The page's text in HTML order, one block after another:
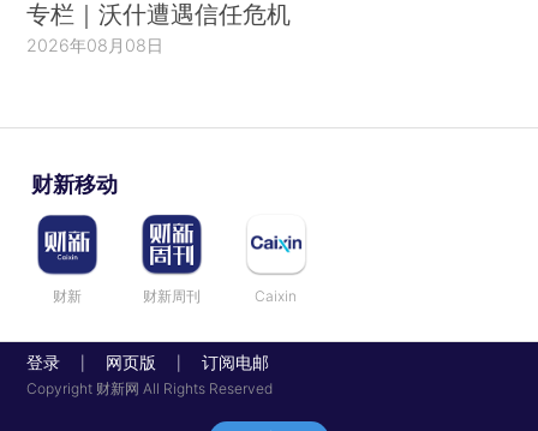
专栏｜沃什遭遇信任危机
2026年08月08日
财新移动
财新 财新周刊 Caixin
登录 网页版 订阅电邮
Copyright 财新网 All Rights Reserved